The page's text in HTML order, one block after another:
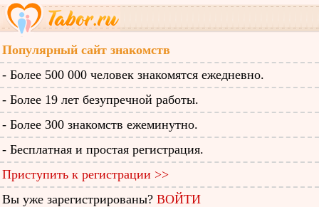
Популярный сайт знакомств
- Более 500 000 человек знакомятся ежедневно.
- Более 19 лет безупречной работы.
- Более 300 знакомств ежеминутно.
- Бесплатная и простая регистрация.
Приступить к регистрации >>
Вы уже зарегистрированы? ВОЙТИ